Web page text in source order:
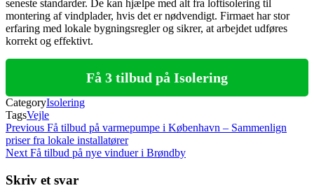
seneste standarder. De kan hjælpe med alt fra loftisolering til
montering af vindplader, hvis det er nødvendigt. Firmaet har stor
erfaring med lokale bygningsregler og sikrer, at arbejdet udføres
korrekt og effektivt.
Få 3 tilbud på Isolering
CategoryIsolering
TagsVejle
Indlægsnavigation
Previous
Post
Previous Få tilbud på varmepumpe i København – Sammenlign
priser fra lokale installatører
Next
Next Få tilbud på nye vinduer i Brøndby
Skriv et svar